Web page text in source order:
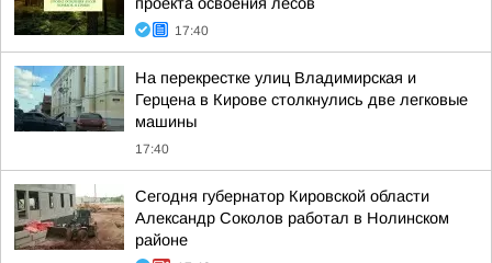
17:40
На перекрестке улиц Владимирская и
Герцена в Кирове столкнулись две легковые
машины
17:40
Сегодня губернатор Кировской области
Александр Соколов работал в Нолинском
районе